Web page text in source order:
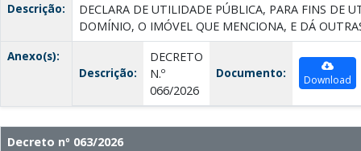
Descrição:
DECLARA DE UTILIDADE PÚBLICA, PARA FINS DE
DOMÍNIO, O IMÓVEL QUE MENCIONA, E DÁ
Anexo(s):
Descrição:
DECRETO
N.º
066/2026
Documento: Download
Decreto nº 063/2026